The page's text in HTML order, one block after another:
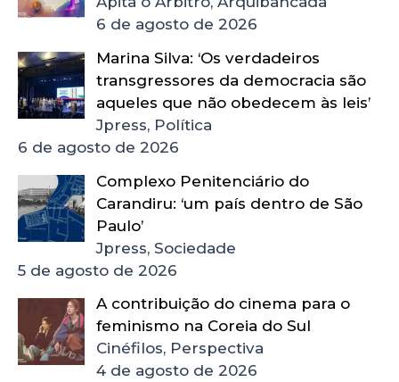
6 de agosto de 2026
Marina Silva: ‘Os verdadeiros
transgressores da democracia são
aqueles que não obedecem às leis’
Jpress, Política
6 de agosto de 2026
Complexo Penitenciário do
Carandiru: ‘um país dentro de São
Paulo’
Jpress, Sociedade
5 de agosto de 2026
A contribuição do cinema para o
feminismo na Coreia do Sul
Cinéfilos, Perspectiva
4 de agosto de 2026